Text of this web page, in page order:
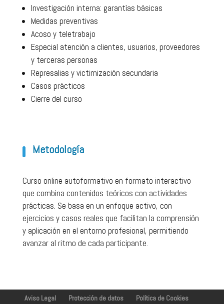
Investigación interna: garantías básicas
Medidas preventivas
Acoso y teletrabajo
Especial atención a clientes, usuarios, proveedores
y terceras personas
Represalias y victimización secundaria
Casos prácticos
Cierre del curso
Metodología
Curso online autoformativo en formato interactivo
que combina contenidos teóricos con actividades
prácticas. Se basa en un enfoque activo, con
ejercicios y casos reales que facilitan la comprensión
y aplicación en el entorno profesional, permitiendo
avanzar al ritmo de cada participante.
Aviso Legal Protección de datos Política de Cookies